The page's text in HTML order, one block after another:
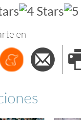
en
Menéame